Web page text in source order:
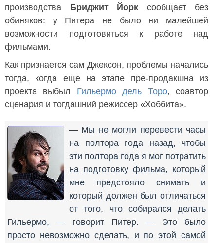
производства Бриджит Йорк сообщает без
обиняков: у Питера не было ни малейшей
возможности подготовиться к работе над
фильмами.
Как признается сам Джексон, проблемы начались
тогда, когда еще на этапе пре-продакшна из
проекта выбыл Гильермо дель Торо, соавтор
сценария и тогдашний режиссер «Хоббита».
— Мы не могли перевести часы
на полтора года назад, чтобы
эти полтора года я мог потратить
на подготовку фильма, который
мне предстояло снимать и
который должен был отличаться
от того, что собирался делать
Гильермо, — говорит Питер. — Это было
просто невозможно сделать, и по этой самой